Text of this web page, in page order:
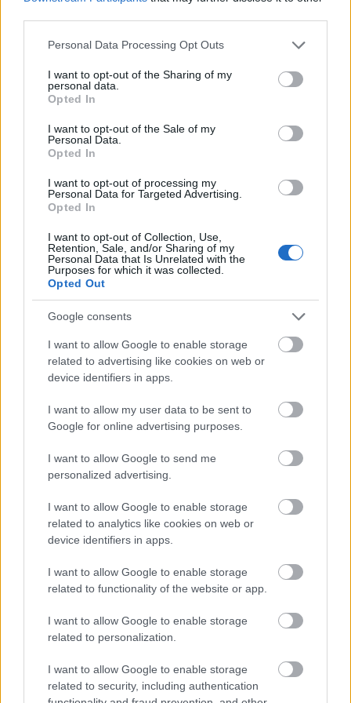
Please note that this website/app uses one or more Google
not limited to your visit or usage behaviour. You may click to
grant or deny consent to Google and its third-party tags to
use your data for below specified purposes in below Google
consent section.
Personal Data Processing Opt Outs
I want to opt-out of the Sharing of my
personal data.
Opted In
I want to opt-out of the Sale of my
Personal Data.
Opted In
I want to opt-out of processing my
Personal Data for Targeted Advertising.
Opted In
I want to opt-out of Collection, Use,
Retention, Sale, and/or Sharing of my
Personal Data that Is Unrelated with the
Purposes for which it was collected.
Opted Out
Google consents
I want to allow Google to enable storage
related to advertising like cookies on web or
device identifiers in apps.
I want to allow my user data to be sent to
Google for online advertising purposes.
I want to allow Google to send me
personalized advertising.
I want to allow Google to enable storage
related to analytics like cookies on web or
device identifiers in apps.
I want to allow Google to enable storage
related to functionality of the website or app.
I want to allow Google to enable storage
related to personalization.
I want to allow Google to enable storage
related to security, including authentication
létrehozni és közzétenni. Azonban a hírgyűjtés és a
lehetséges történetazonosítás sokkal szélesebb: sok
szerkesztőség modern technológiákat alkalmaz a
megnövekedett keresési kifejezésekre alapozott
trendi történetek megtalálására. Lehetséges a
vagy szerkesztőségi e-mail címeken keresztül. Egyes
technológiák még képesek történeti szögeket találni,
háttérinformációkat szerezni és a cikkek
tényellenőrzésére. Gondoljunk az AI-ra, mint a
modern hírkutya, amely történeteket szimatol ki az
adatok hegyeiből, és szállítja azokat a
hírszerkesztőség asztalára.
Elmúltak azok a napok, amikor a személyes
kapcsolatok voltak az egyetlen valuta a média
kapcsolatokban?Ahogy az AI állandó jellemzővé
válik a szerkesztőségekben, a PR szakemberek új
kihívással szembesülnek: a hagyományos
módszerek ötvözése a fejlett technológiával. Az AI-
nak a hírek létrehozásában betöltött egyre nagyobb
szerepe miatt a PR szakemberek és az újságírók
közötti egykor kritikus személyes kapcsolatok idővel
kevésbé fontosak lehetnek, de legalább osztozik a
Most jött el az ideje a PR szakembereknek, hogy
átformálják kommunikációs taktikáikat. Az AI
szerepe a hírekben növekszik, és bár jelenleg nem
sürgős kérdés, okos dolog elkezdeni gondolkodni
szerkesztőség AI-jának megvannak a sajátosságai,
így van egy kis találgatás abban, hogy felkeltse az
érdeklődésüket. Gondoljuk át, mit szerethet az AI:
Vannak-e bizonyos formátumok vagy elbeszélési
stílusok, amelyeket preferál? Mennyire fontosak a SEO
és az AI-barát kulcsszavak? Van-e az AI rendszereknek
gyengéje a legújabb trendek és forró témák iránt? És ne